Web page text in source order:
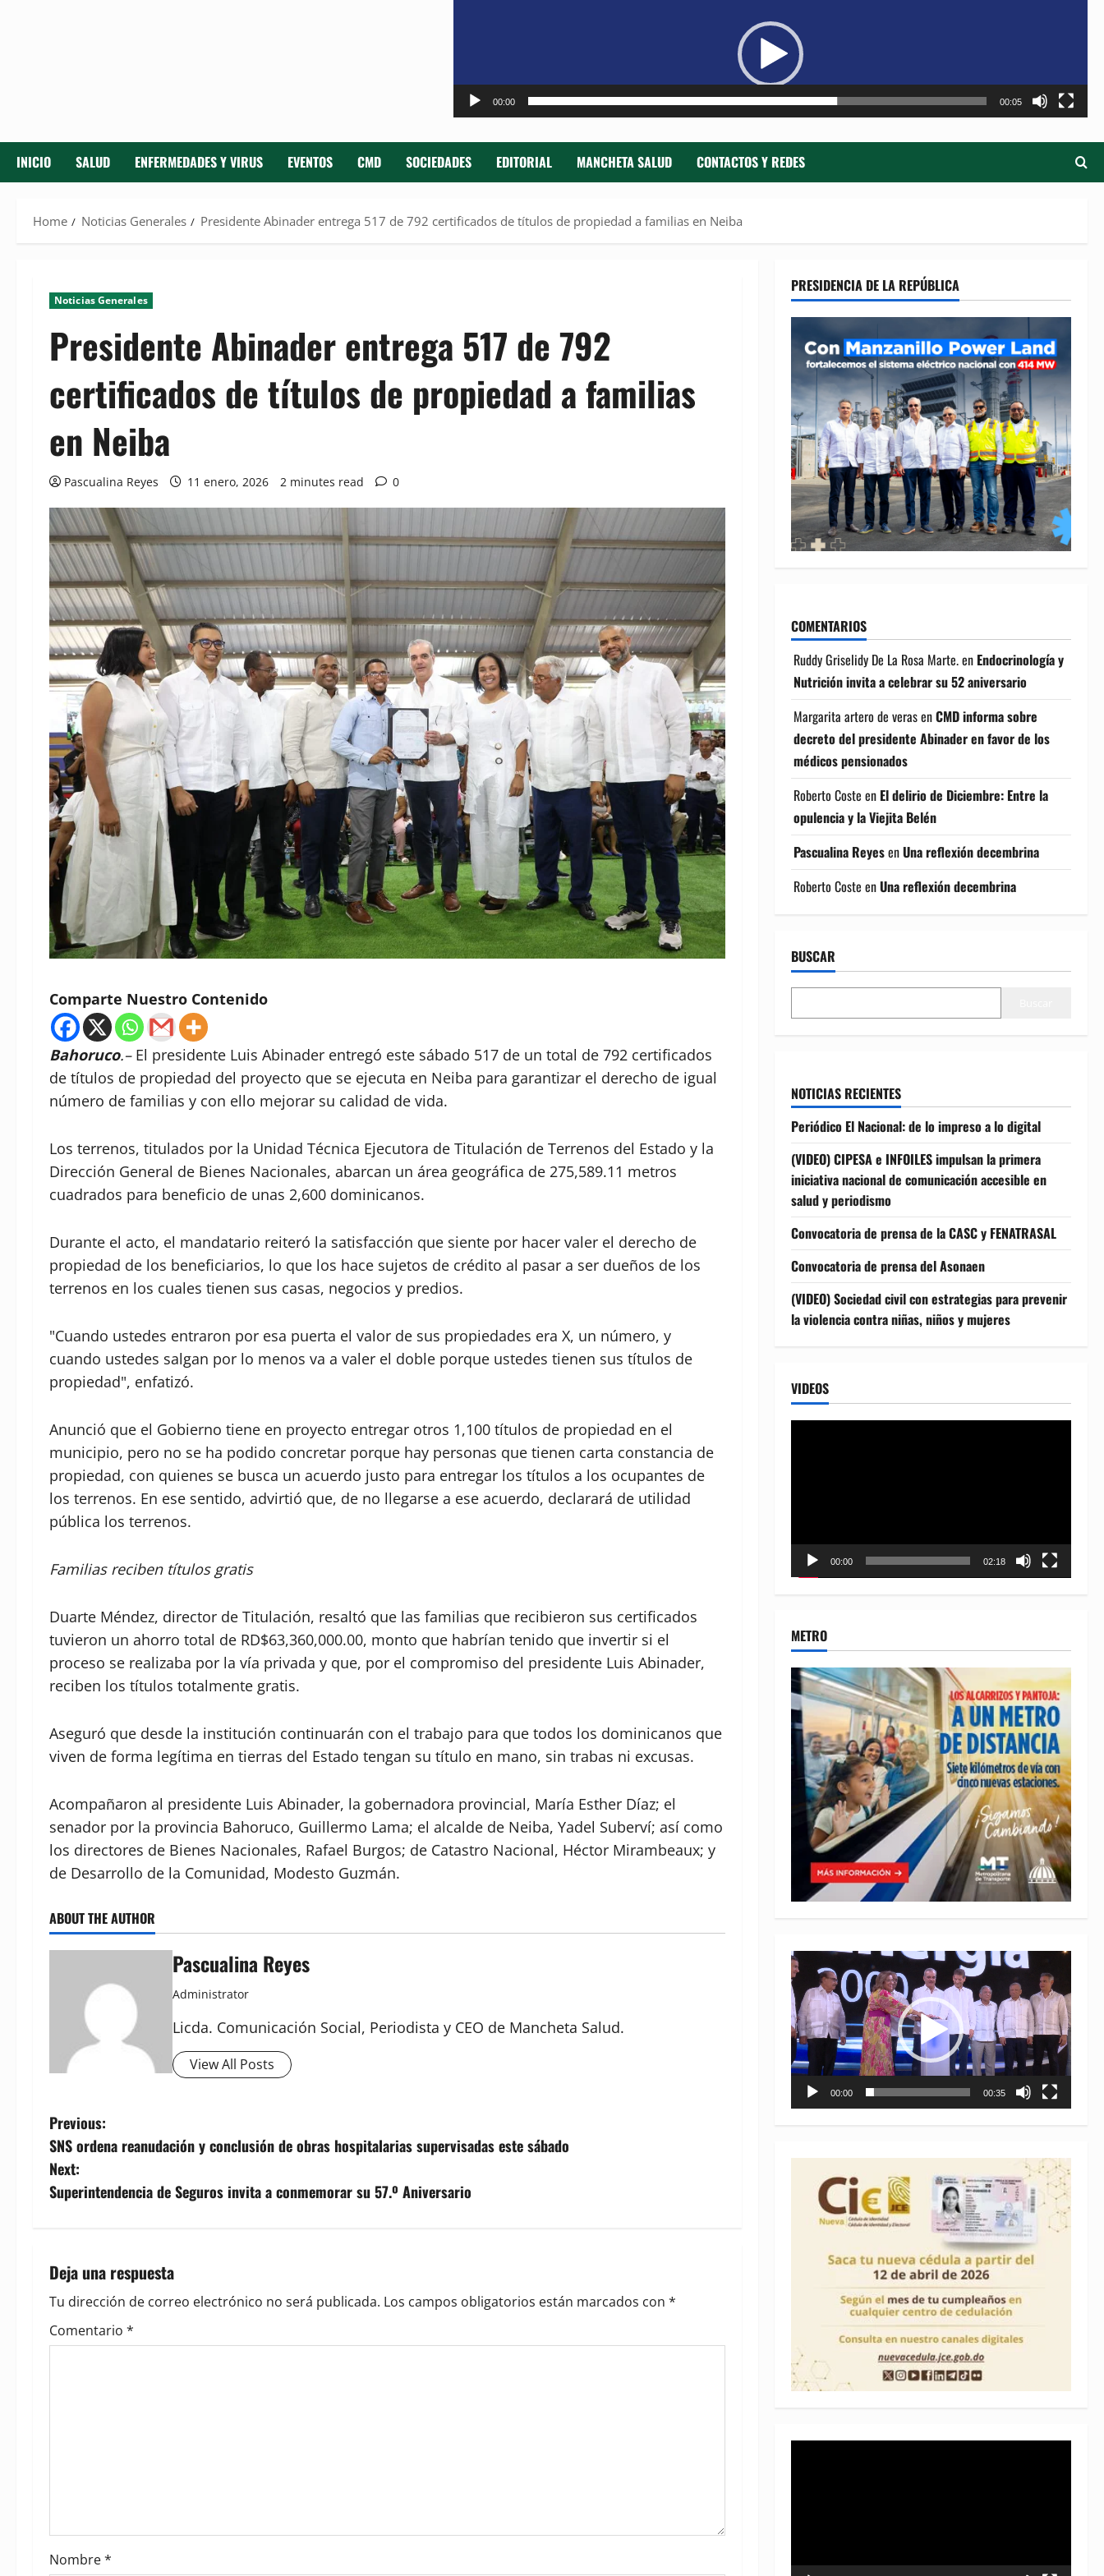
00:00 00:05
INICIO SALUD ENFERMEDADES Y VIRUS EVENTOS CMD SOCIEDADES EDITORIAL MANCHETA SALUD CONTACTOS Y REDES
Home Noticias Generales Presidente Abinader entrega 517 de 792 certificados de títulos de propiedad a familias en Neiba
Noticias Generales
Presidente Abinader entrega 517 de 792
certificados de títulos de propiedad a familias
en Neiba
Pascualina Reyes 11 enero, 2026 2 minutes read 0
Comparte Nuestro Contenido
Bahoruco.–El presidente Luis Abinader entregó este sábado 517 de un total de 792 certificados
de títulos de propiedad del proyecto que se ejecuta en Neiba para garantizar el derecho de igual
número de familias y con ello mejorar su calidad de vida.
Los terrenos, titulados por la Unidad Técnica Ejecutora de Titulación de Terrenos del Estado y la
Dirección General de Bienes Nacionales, abarcan un área geográfica de 275,589.11 metros
cuadrados para beneficio de unas 2,600 dominicanos.
Durante el acto, el mandatario reiteró la satisfacción que siente por hacer valer el derecho de
propiedad de los beneficiarios, lo que los hace sujetos de crédito al pasar a ser dueños de los
terrenos en los cuales tienen sus casas, negocios y predios.
"Cuando ustedes entraron por esa puerta el valor de sus propiedades era X, un número, y
cuando ustedes salgan por lo menos va a valer el doble porque ustedes tienen sus títulos de
propiedad", enfatizó.
Anunció que el Gobierno tiene en proyecto entregar otros 1,100 títulos de propiedad en el
municipio, pero no se ha podido concretar porque hay personas que tienen carta constancia de
propiedad, con quienes se busca un acuerdo justo para entregar los títulos a los ocupantes de
los terrenos. En ese sentido, advirtió que, de no llegarse a ese acuerdo, declarará de utilidad
pública los terrenos.
Familias reciben títulos gratis
Duarte Méndez, director de Titulación, resaltó que las familias que recibieron sus certificados
tuvieron un ahorro total de RD$63,360,000.00, monto que habrían tenido que invertir si el
proceso se realizaba por la vía privada y que, por el compromiso del presidente Luis Abinader,
reciben los títulos totalmente gratis.
Aseguró que desde la institución continuarán con el trabajo para que todos los dominicanos que
viven de forma legítima en tierras del Estado tengan su título en mano, sin trabas ni excusas.
Acompañaron al presidente Luis Abinader, la gobernadora provincial, María Esther Díaz; el
senador por la provincia Bahoruco, Guillermo Lama; el alcalde de Neiba, Yadel Suberví; así como
los directores de Bienes Nacionales, Rafael Burgos; de Catastro Nacional, Héctor Mirambeaux; y
de Desarrollo de la Comunidad, Modesto Guzmán.
ABOUT THE AUTHOR
Pascualina Reyes
Administrator
Licda. Comunicación Social, Periodista y CEO de Mancheta Salud.
View All Posts
P
o
s
n
a
v
o
Previous:
SNS ordena reanudación y conclusión de obras hospitalarias supervisadas este sábado
Next:
Superintendencia de Seguros invita a conmemorar su 57.º Aniversario
Deja una respuesta
Tu dirección de correo electrónico no será publicada. Los campos obligatorios están marcados con *
Comentario *
Nombre*
PRESIDENCIA DE LA REPÚBLICA
COMENTARIOS
Ruddy Griselidy De La Rosa Marte.en Endocrinología y
Nutrición invita a celebrar su 52 aniversario
Margarita artero de verasenCMD informa sobre
decreto del presidente Abinader en favor de los
médicos pensionados
Roberto Coste en El delirio de Diciembre: Entre la
opulencia y la Viejita Belén
Pascualina ReyesenUna reflexión decembrina
Roberto Coste enUna reflexión decembrina
BUSCAR
NOTICIAS RECIENTES
Periódico El Nacional: de lo impreso a lo digital
(VIDEO) CIPESA e INFOILES impulsan la primera
iniciativa nacional de comunicación accesible en
salud y periodismo
Convocatoria de prensa de la CASC y FENATRASAL
Convocatoria de prensa del Asonaen
(VIDEO) Sociedad civil con estrategias para prevenir
la violencia contra niñas, niños y mujeres
VIDEOS
00:00 02:18
METRO
Reproductor
de
vídeo
00:00 00:35